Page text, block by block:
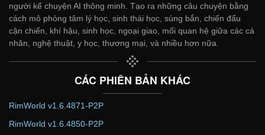
người kể chuyện AI thông minh. Tạo ra những câu chuyện bằng
cách mô phỏng tâm lý học, sinh thái học, súng bắn, chiến đấu
cận chiến, khí hậu, sinh học, ngoại giao, mối quan hệ giữa các cá
nhân, nghệ thuật, y học, thương mại, và nhiều hơn nữa.
CÁC PHIÊN BẢN KHÁC
RimWorld v1.6.4871-P2P
RimWorld v1.6.4850-P2P